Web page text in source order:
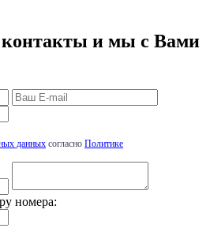
и мы с Вами
данных согласно Политике
номера: